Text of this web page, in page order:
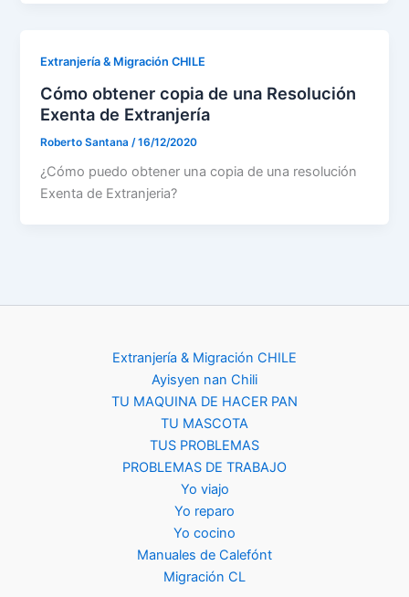
Extranjería & Migración CHILE
Cómo obtener copia de una Resolución
Exenta de Extranjería
Roberto Santana /16/12/2020
¿Cómo puedo obtener una copia de una resolución
Exenta de Extranjeria?
Extranjería & Migración CHILE
Ayisyen nan Chili
TU MAQUINA DE HACER PAN
TU MASCOTA
TUS PROBLEMAS
PROBLEMAS DE TRABAJO
Yo viajo
Yo reparo
Yo cocino
Manuales de Calefónt
Migración CL